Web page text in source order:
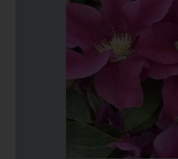
Diese großblumige Clematis
und reift bald zu einem reinen
kontrastierenden, tiefroten
Blüten sind gekräuselt oder
vom späten Frühling bis zum
ab dem Spätsommer immer
üppige Blütenpracht bedeckt